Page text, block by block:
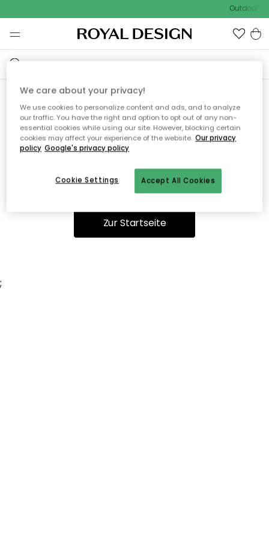
Outdoor
Ooops, die Seite wurde nicht
gefunden.
Sie können auf unserer Startseiteweiter navigieren.
Zur Startseite
;
We care about your privacy!
We use cookies to personalize content and ads, and to analyze
our traffic. You have the right and option to opt out of any non-
essential cookies while using our site. However, blocking certain
cookies may affect your experience of the website. Our privacy
policy Google's privacy policy
Accept All Cookies
Cookie Settings